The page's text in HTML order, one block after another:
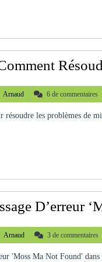
Arnaud Arnaud6 de commentaires
résoudre les problèmes de
D’erreur
Arnaud Arnaud3 de commentaires